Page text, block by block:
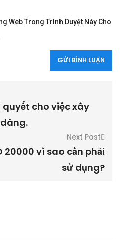
Web Trong Trình Duyệt Này Cho
quyết cho việc xây
Next Post
20000 vì sao cần phải
sử dụng?